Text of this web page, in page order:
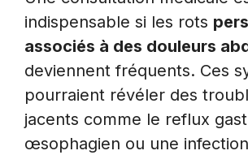
indispensable si les rots
associés à des douleurs
deviennent fréquents. Ces
pourraient révéler des
jacents comme le reflux
œsophagien ou une